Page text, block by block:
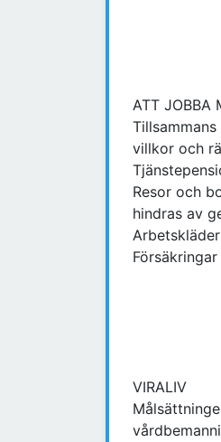
ATT JOBBA
villkor och
Resor och
hindras av
VIRALIV